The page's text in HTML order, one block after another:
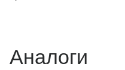
Аналоги